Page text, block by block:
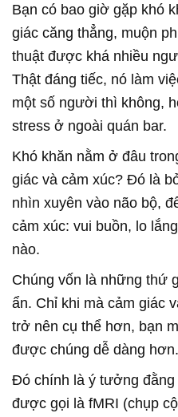
Bạn có bao giờ gặp khó
giác căng thẳng, muộn
thuật được khá nhiều
Thật đáng tiếc, nó làm
một số người thì không,
stress ở ngoài quán bar.
Khó khăn nằm ở đâu
giác và cảm xúc? Đó là
nhìn xuyên vào não bộ,
cảm xúc: vui buồn, lo
nào.
Chúng vốn là những thứ
ẩn. Chỉ khi mà cảm giác
trở nên cụ thể hơn, bạn
được chúng dễ dàng hơn.
Đó chính là ý tưởng
được gọi là fMRI (chụp